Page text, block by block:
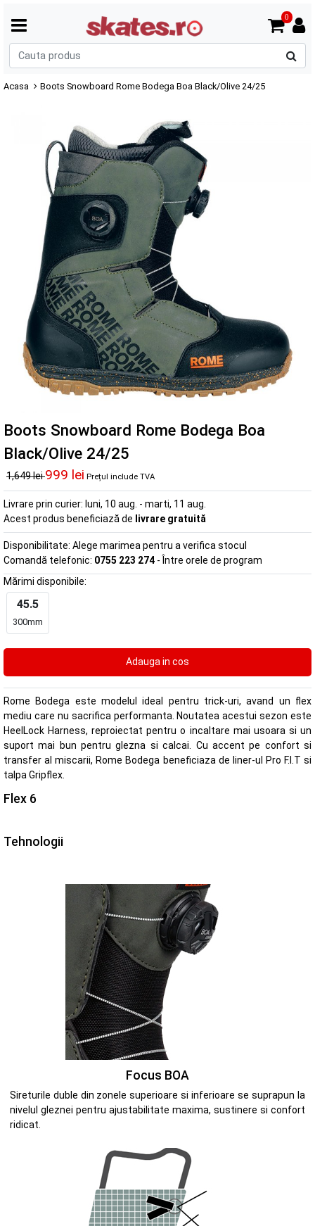
0
Acasa Boots Snowboard Rome Bodega Boa Black/Olive 24/25
Boots Snowboard Rome Bodega Boa
Black/Olive 24/25
1,649 lei999 lei Prețul include TVA
Livrare prin curier: luni, 10 aug. - marti, 11 aug.
Acest produs beneficiază de livrare gratuită
Disponibilitate: Alege marimea pentru a verifica stocul
Comandă telefonic: 0755 223 274 - Între orele de program
Mărimi disponibile:
45.5
300mm
Rome Bodega este modelul ideal pentru trick-uri, avand un flex
mediu care nu sacrifica performanta. Noutatea acestui sezon este
HeelLock Harness, reproiectat pentru o incaltare mai usoara si un
suport mai bun pentru glezna si calcai. Cu accent pe confort si
transfer al miscarii, Rome Bodega beneficiaza de liner-ul Pro F.I.T si
talpa Gripflex.
Flex 6
Tehnologii
Focus BOA
Sireturile duble din zonele superioare si inferioare se suprapun la
nivelul gleznei pentru ajustabilitate maxima, sustinere si confort
ridicat.